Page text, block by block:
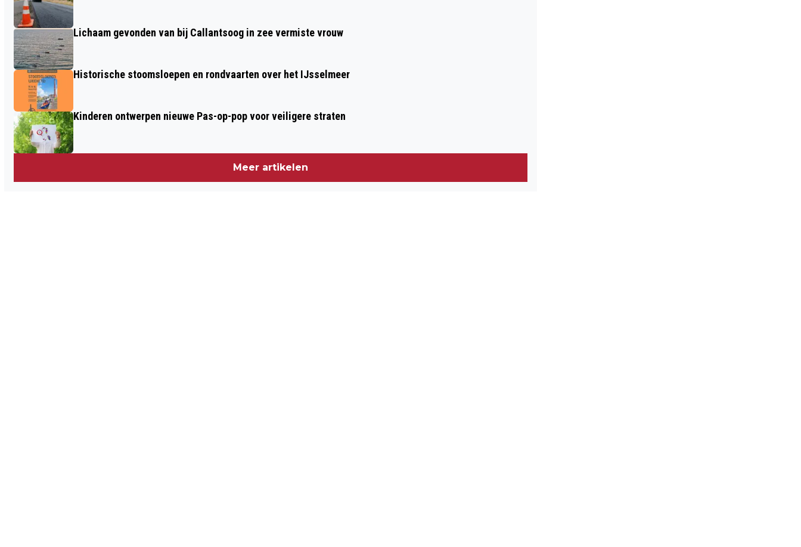
Lichaam gevonden van bij Callantsoog in zee vermiste vrouw
Historische stoomsloepen en rondvaarten over het IJsselmeer
Kinderen ontwerpen nieuwe Pas-op-pop voor veiligere straten
Meer artikelen